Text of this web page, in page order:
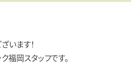
います！
福岡スタッフです。